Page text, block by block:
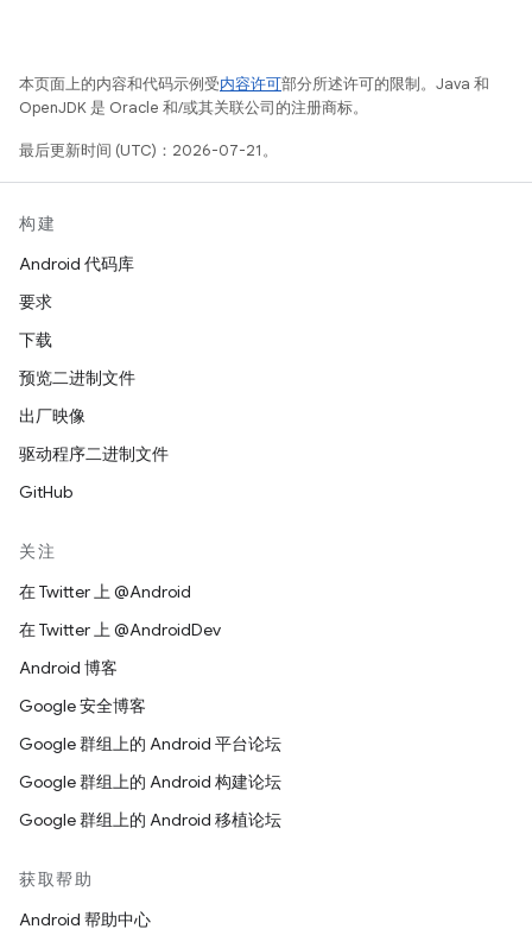
本页面上的内容和代码示例受内容许可部分所述许可的限制。Java 和
OpenJDK 是 Oracle 和/或其关联公司的注册商标。
最后更新时间 (UTC)：2026-07-21。
构建
Android 代码库
要求
下载
预览二进制文件
出厂映像
驱动程序二进制文件
GitHub
关注
在 Twitter 上 @Android
在 Twitter 上 @AndroidDev
Android 博客
Google 安全博客
Google 群组上的 Android 平台论坛
Google 群组上的 Android 构建论坛
Google 群组上的 Android 移植论坛
获取帮助
Android 帮助中心